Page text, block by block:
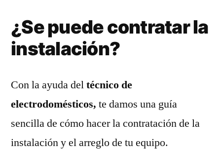
¿Se puede contratar la
instalación?
Con la ayuda deltécnico de
electrodomésticos, te damos una guía
sencilla de cómo hacer la contratación de la
instalación y el arreglo de tu equipo.